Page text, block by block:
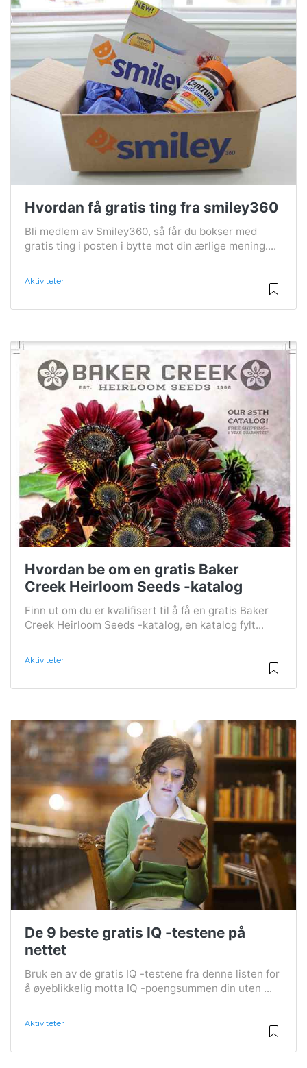
Hvordan få gratis ting fra smiley360
Bli medlem av Smiley360, så får du bokser med
gratis ting i posten i bytte mot din ærlige mening....
Aktiviteter
Hvordan be om en gratis Baker
Creek Heirloom Seeds -katalog
Finn ut om du er kvalifisert til å få en gratis Baker
Creek Heirloom Seeds -katalog, en katalog fylt...
Aktiviteter
De 9 beste gratis IQ -testene på
nettet
Bruk en av de gratis IQ -testene fra denne listen for
å øyeblikkelig motta IQ -poengsummen din uten ...
Aktiviteter